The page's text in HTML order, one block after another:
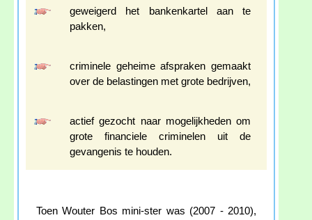
geweigerd het bankenkartel aan te
pakken,
criminele geheime afspraken gemaakt
over de belastingen met grote bedrijven,
actief gezocht naar mogelijkheden om
grote financiele criminelen uit de
gevangenis te houden.
Toen Wouter Bos mini-ster was (2007 - 2010),